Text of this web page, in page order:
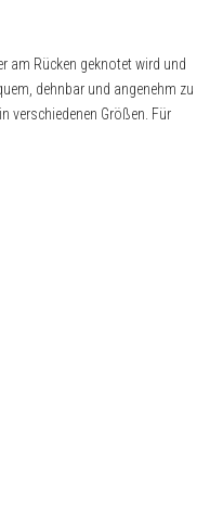
am Rücken geknotet wird und
dehnbar und angenehm zu
verschiedenen Größen. Für